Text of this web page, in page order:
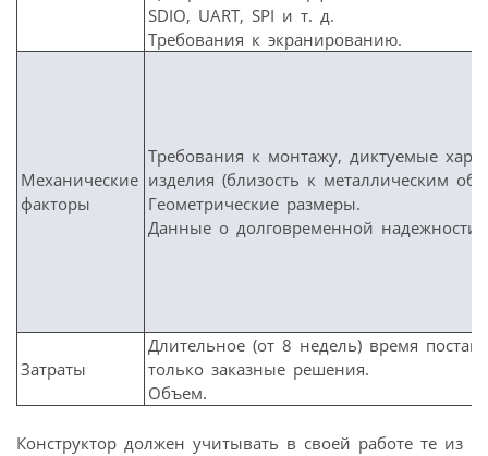
SDIO, UART, SPI и т. д.
Требования к экранированию.
Механические
факторы
Требования к монтажу, диктуемые
изделия (близость к металлическим
Геометрические размеры.
Данные о долговременной надежности.
Затраты
Длительное (от 8 недель) время
только заказные решения.
Объем.
Конструктор должен учитывать в своей работе те из